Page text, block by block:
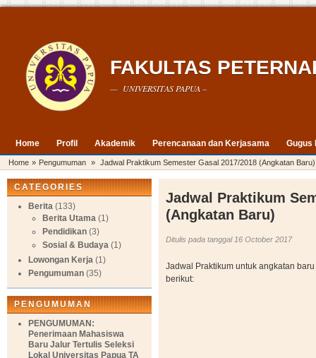
FAKULTAS
— UNIVERSITAS PAPUA –
Home Profil Akademik Perencanaan dan Kerjasama Gugus
Home » Pengumuman » Jadwal Praktikum Semester Gasal 2017/2018 (Angkatan Baru)
CATEGORIES
Berita (133)
Berita Utama (1)
Pendidikan (3)
Sosial & Budaya (1)
Lowongan Kerja (1)
Pengumuman (35)
PENGUMUMAN
PENGUMUMAN:
Penerimaan Mahasiswa
Baru Jalur Tertulis Seleksi
Lokal Universitas Papua TA
Jadwal Praktikum
(Angkatan Baru)
Ditulis pada tanggal 16 October 2017
Jadwal Praktikum untuk angkatan
berikut: